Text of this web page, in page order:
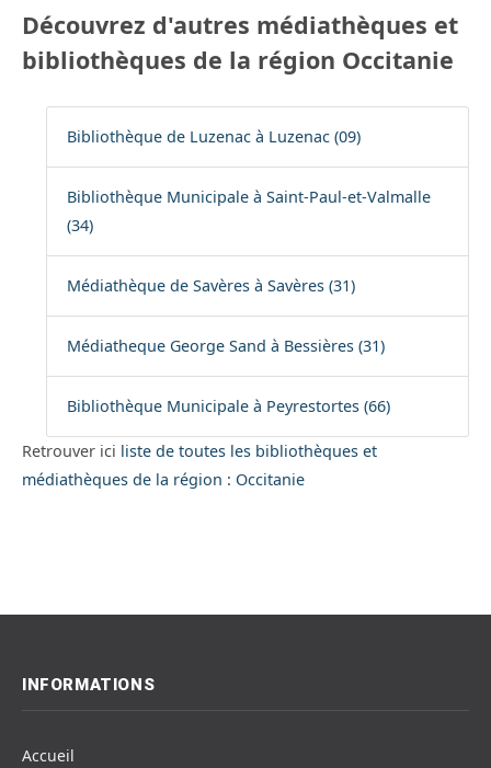
Découvrez d'autres médiathèques et
bibliothèques de la région Occitanie
Bibliothèque de Luzenac à Luzenac (09)
Bibliothèque Municipale à Saint-Paul-et-Valmalle
(34)
Médiathèque de Savères à Savères (31)
Médiatheque George Sand à Bessières (31)
Bibliothèque Municipale à Peyrestortes (66)
Retrouver ici liste de toutes les bibliothèques et
médiathèques de la région : Occitanie
INFORMATIONS
Accueil